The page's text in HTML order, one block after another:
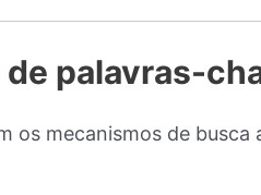
palavras-
os mecanismos de